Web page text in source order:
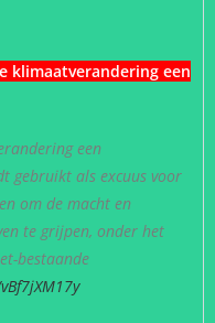
klimaatverandering een
een
gebruikt als excuus voor
om de macht en
te grijpen, onder het
bestaande